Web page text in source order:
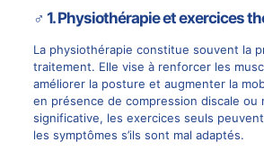
‍♂️ 1. Physiothérapie et exercices
La physiothérapie constitue souvent la
traitement. Elle vise à renforcer les
améliorer la posture et augmenter la
en présence de compression discale ou
significative, les exercices seuls
les symptômes s’ils sont mal adaptés.